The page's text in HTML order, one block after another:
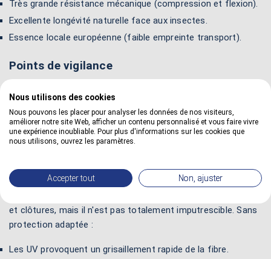
Très grande résistance mécanique (compression et flexion).
Excellente longévité naturelle face aux insectes.
Essence locale européenne (faible empreinte transport).
Points de vigilance
Coût :Investissement supérieur aux résineux.
Poids :Manipulation exigeante due à sa densité.
Tanins :Risque de taches noires au contact du fer ou de
l'humidité stagnante.
3. Utilisation du bois de chêne en extérieur
et clôtures, mais il n'est pas totalement imputrescible. Sans
protection adaptée :
Les UV provoquent un grisaillement rapide de la fibre.
Nous utilisons des cookies
Nous pouvons les placer pour analyser les données de nos visiteurs,
améliorer notre site Web, afficher un contenu personnalisé et vous faire vivre
une expérience inoubliable. Pour plus d'informations sur les cookies que
nous utilisons, ouvrez les paramètres.
Accepter tout Non, ajuster